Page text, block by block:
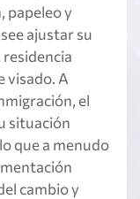
papeleo y
ajustar su
visado. A
el
situación
que a menudo
cambio y